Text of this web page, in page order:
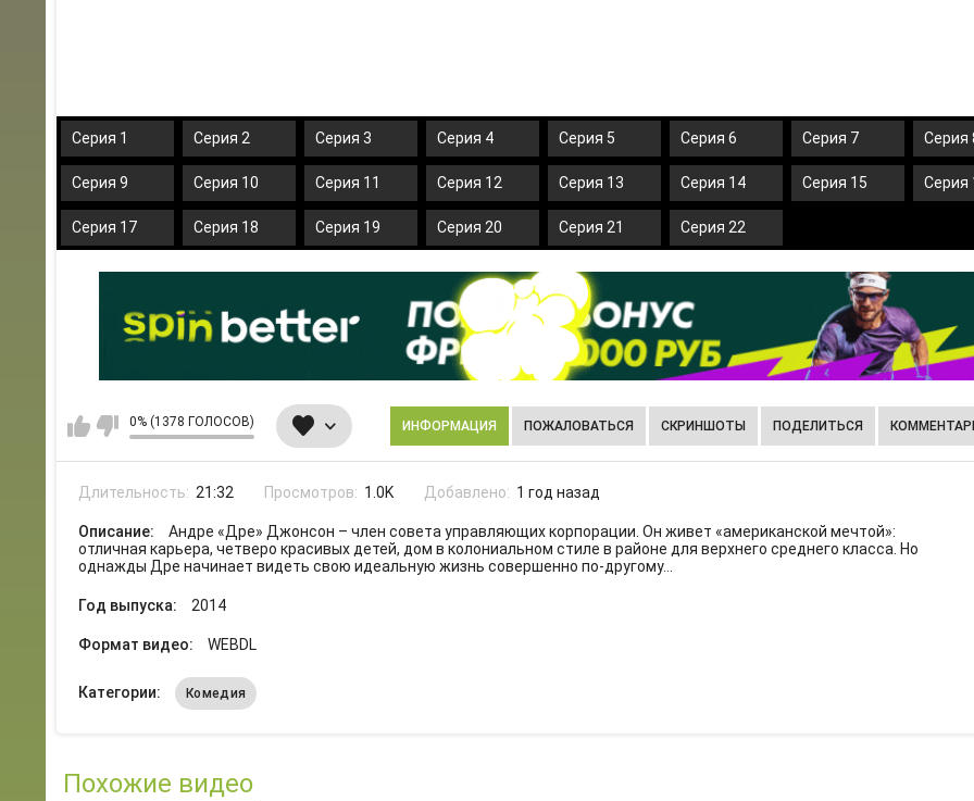
Серия 1 Серия 2 Серия 3 Серия 4 Серия 5 Серия 6 Серия 7 Серия
Серия 9 Серия 10 Серия 11 Серия 12 Серия 13 Серия 14 Серия 15 Серия
Серия 17 Серия 18 Серия 19 Серия 20 Серия 21 Серия 22
0% (1378 ГОЛОСОВ) ИНФОРМАЦИЯ ПОЖАЛОВАТЬСЯ СКРИНШОТЫ ПОДЕЛИТЬСЯ
Длительность: 21:32 Просмотров: 1.0K Добавлено: 1 год назад
Описание:
Андре «Дре» Джонсон – член совета управляющих корпорации. Он живет «американской мечтой»:
отличная карьера, четверо красивых детей, дом в колониальном стиле в районе для верхнего среднего класса. Но
однажды Дре начинает видеть свою идеальную жизнь совершенно по-другому…
Год выпуска: 2014
Формат видео: WEBDL
Категории: Комедия
Похожие видео